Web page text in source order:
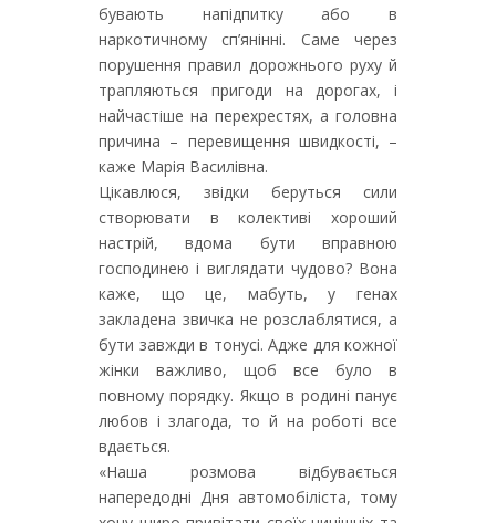
бувають напідпитку або в
наркотичному сп’янінні. Саме через
порушення правил дорожнього руху й
трапляються пригоди на дорогах, і
найчастіше на перехрестях, а головна
причина – перевищення швидкості, –
каже Марія Василівна.
Цікавлюся, звідки беруться сили
створювати в колективі хороший
настрій, вдома бути вправною
господинею і виглядати чудово? Вона
каже, що це, мабуть, у генах
закладена звичка не розслаблятися, а
бути завжди в тонусі. Адже для кожної
жінки важливо, щоб все було в
повному порядку. Якщо в родині панує
любов і злагода, то й на роботі все
вдається.
«Наша розмова відбувається
напередодні Дня автомобіліста, тому